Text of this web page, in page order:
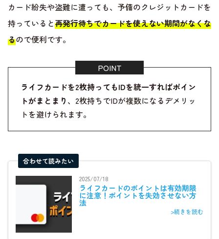
カード紛失や盗難に遭っても、予備のクレジットカードを
持っていると再発行待ちでカードを使えない期間がなくな
るので便利です。
ライフカードを2枚持ってもIDを統一すればポイン
トがまとまり 、2枚持ちでIDが複数になるデメリッ
トを避けられます。
合わせて読みたい
2025/07/18
ライフカードのポイントは有効期限
に注意！ポイントを失効させない方
法
>続きを読む